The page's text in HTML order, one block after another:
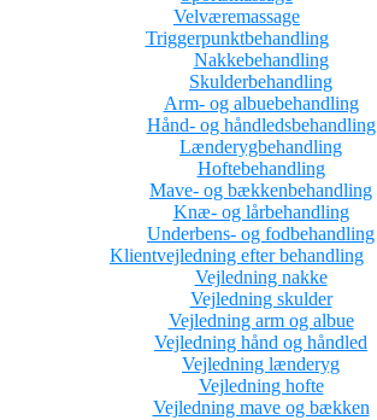
Velværemassage
Triggerpunktbehandling
Nakkebehandling
Skulderbehandling
Arm- og albuebehandling
Hånd- og håndledsbehandling
Lænderygbehandling
Hoftebehandling
Mave- og bækkenbehandling
Knæ- og lårbehandling
Underbens- og fodbehandling
Klientvejledning efter behandling
Vejledning nakke
Vejledning skulder
Vejledning arm og albue
Vejledning hånd og håndled
Vejledning lænderyg
Vejledning hofte
Vejledning mave og bækken